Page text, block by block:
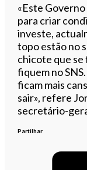
«Este
para criar
investe,
topo estão no
chicote que se
fiquem no
ficam mais
sair», refere
secretário-
Partilhar